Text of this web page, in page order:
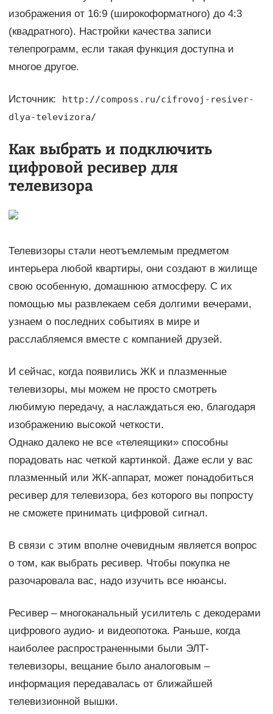
изображения от 16:9 (широкоформатного) до 4:3
(квадратного). Настройки качества записи
телепрограмм, если такая функция доступна и
многое другое.
Источник:
http://composs.ru/cifrovoj-resiver-
dlya-televizora/
Как выбрать и подключить
цифровой ресивер для
телевизора
Телевизоры стали неотъемлемым предметом
интерьера любой квартиры, они создают в жилище
свою особенную, домашнюю атмосферу. С их
помощью мы развлекаем себя долгими вечерами,
узнаем о последних событиях в мире и
расслабляемся вместе с компанией друзей.
И сейчас, когда появились ЖК и плазменные
телевизоры, мы можем не просто смотреть
любимую передачу, а наслаждаться ею, благодаря
изображению высокой четкости.
Однако далеко не все «телеящики» способны
порадовать нас четкой картинкой. Даже если у вас
плазменный или ЖК-аппарат, может понадобиться
ресивер для телевизора, без которого вы попросту
не сможете принимать цифровой сигнал.
В связи с этим вполне очевидным является вопрос
о том, как выбрать ресивер. Чтобы покупка не
разочаровала вас, надо изучить все нюансы.
Ресивер – многоканальный усилитель с декодерами
цифрового аудио- и видеопотока. Раньше, когда
наиболее распространенными были ЭЛТ-
телевизоры, вещание было аналоговым –
информация передавалась от ближайшей
телевизионной вышки.